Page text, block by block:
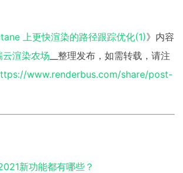
上更快渲染的路径跟踪优化(1)》内容
渲染农场 __整理发布，如需转载，请注
www.renderbus.com/share/post-
新功能都有哪些？